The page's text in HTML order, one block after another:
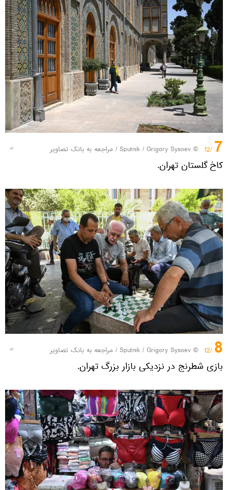
7
/12
© Sputnik / Grigory Sysoev
/ مراجعه به بانک تصاویر
کاخ گلستان تهران.
8
/12
© Sputnik / Grigory Sysoev
/ مراجعه به بانک تصاویر
بازی شطرنج در نزدیکی بازار بزرگ تهران.